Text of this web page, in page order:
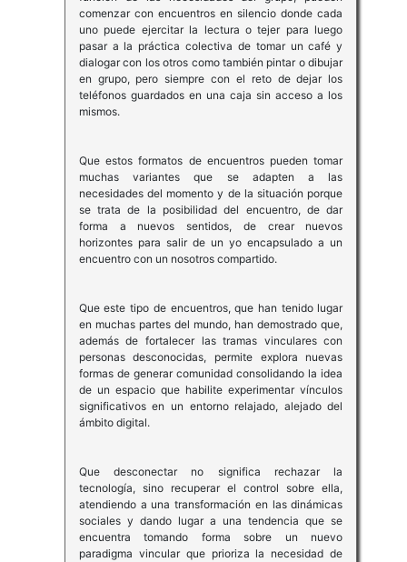
comenzar con encuentros en silencio donde cada
uno puede ejercitar la lectura o tejer para luego
pasar a la práctica colectiva de tomar un café y
dialogar con los otros como también pintar o dibujar
en grupo, pero siempre con el reto de dejar los
teléfonos guardados en una caja sin acceso a los
mismos.
Que estos formatos de encuentros pueden tomar
muchas variantes que se adapten a las
necesidades del momento y de la situación porque
se trata de la posibilidad del encuentro, de dar
forma a nuevos sentidos, de crear nuevos
horizontes para salir de un yo encapsulado a un
encuentro con un nosotros compartido.
Que este tipo de encuentros, que han tenido lugar
en muchas partes del mundo, han demostrado que,
además de fortalecer las tramas vinculares con
personas desconocidas, permite explora nuevas
formas de generar comunidad consolidando la idea
de un espacio que habilite experimentar vínculos
significativos en un entorno relajado, alejado del
ámbito digital.
Que desconectar no significa rechazar la
tecnología, sino recuperar el control sobre ella,
atendiendo a una transformación en las dinámicas
sociales y dando lugar a una tendencia que se
encuentra tomando forma sobre un nuevo
paradigma vincular que prioriza la necesidad de